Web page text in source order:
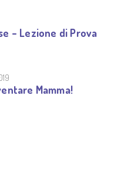
– Lezione di Prova
Mamma!